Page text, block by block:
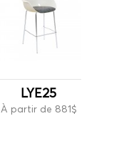
LYE25
À partir de 881$